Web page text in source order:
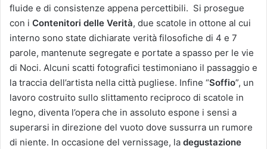
fluide e di consistenze appena percettibili. Si prosegue
con i Contenitori delle Verità, due scatole in ottone al cui
interno sono state dichiarate verità filosofiche di 4 e 7
parole, mantenute segregate e portate a spasso per le vie
di Noci. Alcuni scatti fotografici testimoniano il passaggio e
la traccia dell’artista nella città pugliese. Infine “Soffio”, un
lavoro costruito sullo slittamento reciproco di scatole in
legno, diventa l’opera che in assoluto espone i sensi a
superarsi in direzione del vuoto dove sussurra un rumore
di niente. In occasione del vernissage, la degustazione